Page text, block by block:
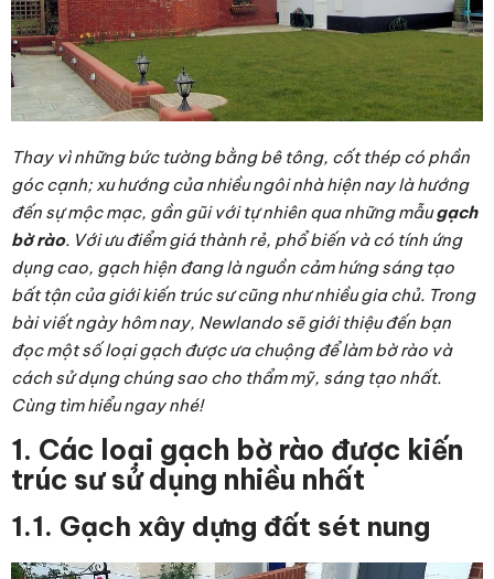
Thay vì những bức tường bằng bê tông, cốt thép có phần
góc cạnh; xu hướng của nhiều ngôi nhà hiện nay là hướng
đến sự mộc mạc, gần gũi với tự nhiên qua những mẫugạch
bờ rào. Với ưu điểm giá thành rẻ, phổ biến và có tính ứng
dụng cao, gạch hiện đang là nguồn cảm hứng sáng tạo
bất tận của giới kiến trúc sư cũng như nhiều gia chủ. Trong
bài viết ngày hôm nay, Newlando sẽ giới thiệu đến bạn
đọc một số loại gạch được ưa chuộng để làm bờ rào và
cách sử dụng chúng sao cho thẩm mỹ, sáng tạo nhất.
Cùng tìm hiểu ngay nhé!
1. Các loại gạch bờ rào được kiến
trúc sư sử dụng nhiều nhất
1.1. Gạch xây dựng đất sét nung